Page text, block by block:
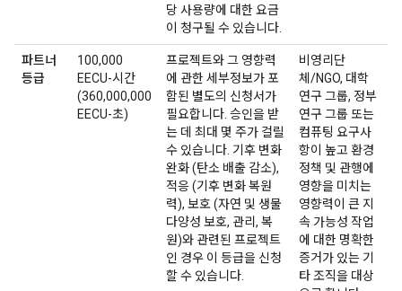
당 사용량에 대한 요금
이 청구될 수 있습니다.
파트너
등급
100,000
EECU-시간
(360,000,000
EECU-초)
프로젝트와 그 영향력
에 관한 세부정보가 포
함된 별도의 신청서가
필요합니다. 승인을 받
는 데 최대 몇 주가 걸릴
수 있습니다. 기후 변화
완화 (탄소 배출 감소),
적응 (기후 변화 복원
력), 보호 (자연 및 생물
다양성 보호, 관리, 복
원)와 관련된 프로젝트
인 경우 이 등급을 신청
할 수 있습니다.
비영리단
체/NGO, 대학
연구 그룹, 정부
연구 그룹 또는
컴퓨팅 요구사
항이 높고 환경
정책 및 관행에
영향을 미치는
영향력이 큰 지
속 가능성 작업
에 대한 명확한
증거가 있는 기
타 조직을 대상